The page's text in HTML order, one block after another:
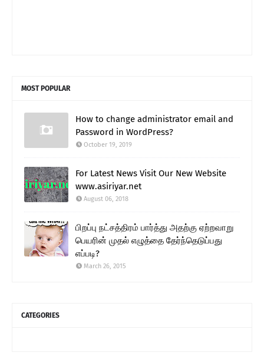
MOST POPULAR
How to change administrator email and
Password in WordPress?
October 19, 2019
For Latest News Visit Our New Website
www.asiriyar.net
August 06, 2018
பிறப்பு நட்சத்திரம் பார்த்து அதற்கு ஏற்றவாறு
பெயரின் முதல் எழுத்தை தேர்ந்தெடுப்பது
எப்படி?
March 26, 2015
CATEGORIES